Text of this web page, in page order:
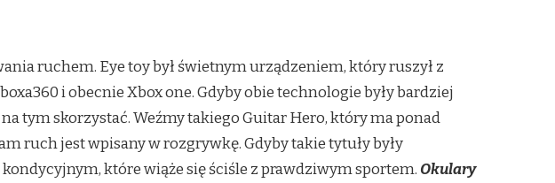
ruchem. Eye toy był świetnym urządzeniem, który ruszył z
i obecnie Xbox one. Gdyby obie technologie były bardziej
tym skorzystać. Weźmy takiego Guitar Hero, który ma ponad
ruch jest wpisany w rozgrywkę. Gdyby takie tytuły były
które wiąże się ściśle z prawdziwym sportem. Okulary